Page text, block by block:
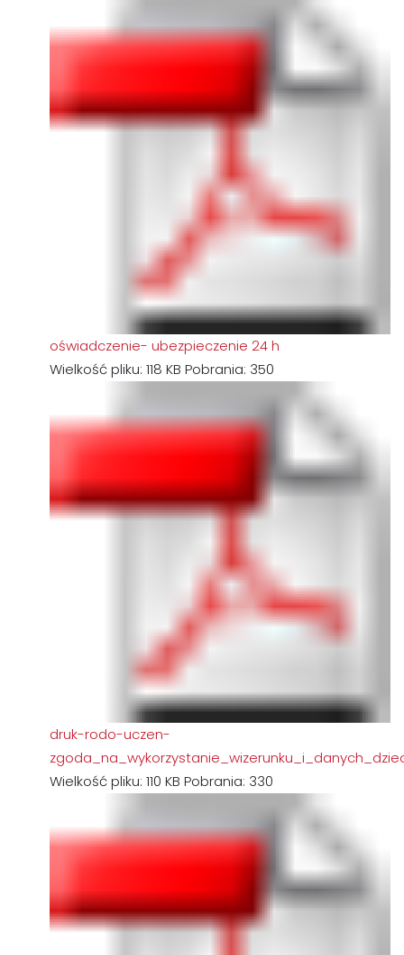
oświadczenie- ubezpieczenie 24 h
Wielkość pliku: 118 KB Pobrania: 350
druk-rodo-uczen-
Wielkość pliku: 110 KB Pobrania: 330